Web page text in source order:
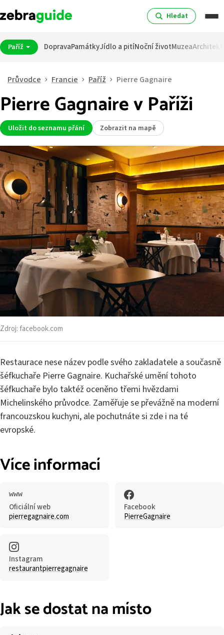
Hledat
Paříž DopravaPamátkyJídlo a pitíNoční životMuzea
Průvodce Francie Paříž Pierre Gagnaire
Pierre Gagnaire v Paříži
Uložit do seznamu přání Zobrazit na mapě
Zdroj:facebook.com
Restaurace nese název podle svého zakladatele a současně
šéfkuchaře Pierre Gagnaire. Kuchařské umění tohoto
šéfkuchaře bylo taktéž oceněno třemi hvězdami
Michelinského průvodce. Zaměřuje se převážně na moderní
francouzskou kuchyni, ale pochutnáte si zde i na té
evropské.
Více informací
Oficiální web
pierregagnaire.com
Facebook
PierreGagnaire
Instagram
restaurantpierregagnaire
Jak se dostat na místo